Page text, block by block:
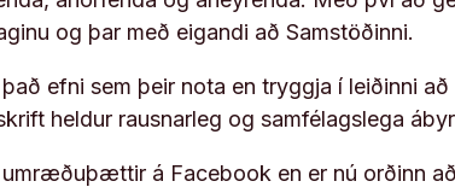
og þar með eigandi að Samstöðinni.
efni sem þeir nota en tryggja í leiðinni
heldur rausnarleg og samfélagslega
umræðuþættir á Facebook en er nú orðinn